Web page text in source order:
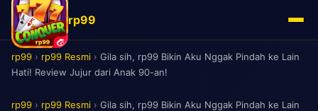
rp99
rp99 › rp99 Resmi › Gila sih, rp99 Bikin Aku Nggak Pindah ke Lain
Hati! Review Jujur dari Anak 90-an!
rp99 › rp99 Resmi › Gila sih, rp99 Bikin Aku Nggak Pindah ke Lain